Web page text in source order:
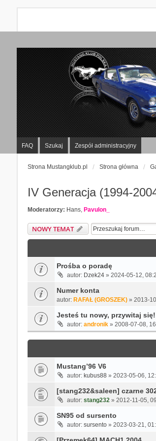
FAQ Szukaj Zespół administracyjny
Strona Mustangklub.pl Strona główna
IV Generacja (1994-
Moderatorzy: Hans, Pavulon_
NOWY TEMAT
Prośba o poradę
autor: Dzek24» 2024-05-12,
Numer konta
autor: RAFAŁ (GROSZEK)» 2013-
Jesteś tu nowy, przywitaj się!
autor: andronik» 2008-07-08,
Mustang’96 V6
autor: kubus88 » 2023-05-06,
[stang232&saleen] czarne
autor: stang232» 2012-11-05,
SN95 od sursento
autor: sursento» 2023-03-21,